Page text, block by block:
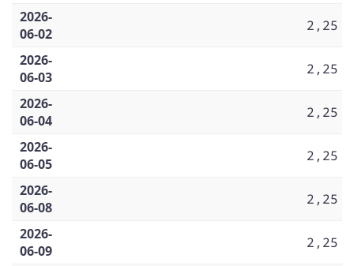
2026-
06-02
2,25
2026-
06-03
2,25
2026-
06-04
2,25
2026-
06-05
2,25
2026-
06-08
2,25
2026-
06-09
2,25